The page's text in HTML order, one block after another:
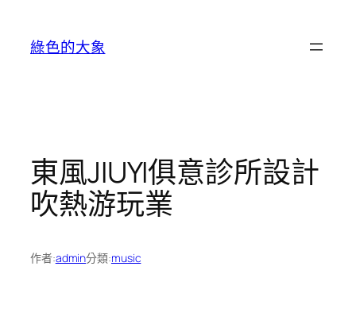
綠色的大象
東風JIUYI俱意診所設計
吹熱游玩業
作者:admin分類:music